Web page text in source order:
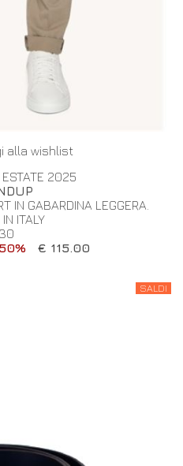
alla wishlist
ESTATE 2025
IN GABARDINA LEGGERA.
ITALY
30
€ 115.00
SALDI